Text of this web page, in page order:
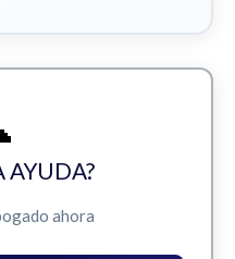
AYUDA?
ahora